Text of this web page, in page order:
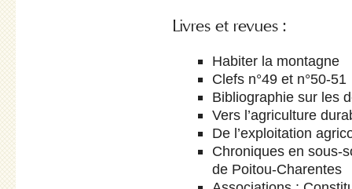
Livres et revues :
Habiter la montagne
Clefs n°49 et n°50-51
Bibliographie sur les
Vers l’agriculture
De l’exploitation
Chroniques en sous-
de Poitou-Charentes